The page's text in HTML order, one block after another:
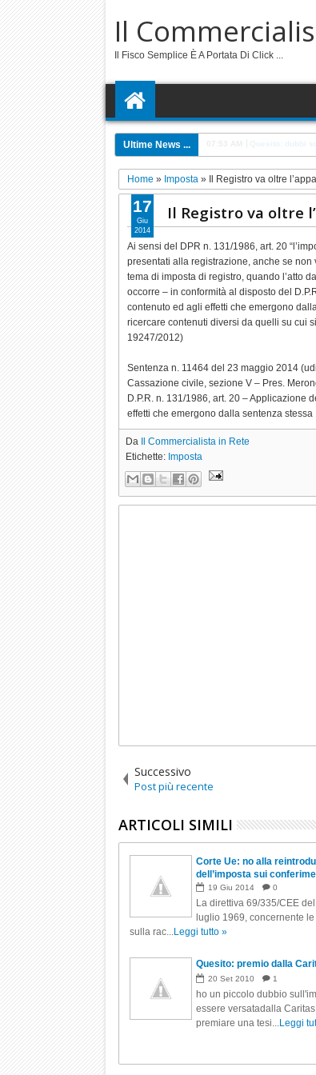
Il
Il Fisco Semplice È A Portata Di Click ...
Ultime News ...
Home » Imposta » Il Registro va oltre
Il Registro va oltre
Ai sensi del DPR n. 131/1986, art. 20
presentati alla registrazione, anche se non
tema di imposta di registro, quando l’atto
occorre – in conformità al disposto del
contenuto ed agli effetti che emergono
ricercare contenuti diversi da quelli su cui
19247/2012)
Sentenza n. 11464 del 23 maggio 2014
Cassazione civile, sezione V – Pres.
D.P.R. n. 131/1986, art. 20 – Applicazione
effetti che emergono dalla sentenza stessa
17
Giu
2014
Da
Il Commercialista in Rete
Etichette: Imposta
Successivo
Post più recente
ARTICOLI SIMILI
Corte Ue: no alla
dell’imposta sui
19 Giu 2014 0
La direttiva 69/335/CEE
luglio 1969, concernente
sulla rac...Leggi tutto »
Quesito: premio dalla
20 Set 2010 1
ho un piccolo dubbio
essere versatadalla
premiare una tesi...Leggi